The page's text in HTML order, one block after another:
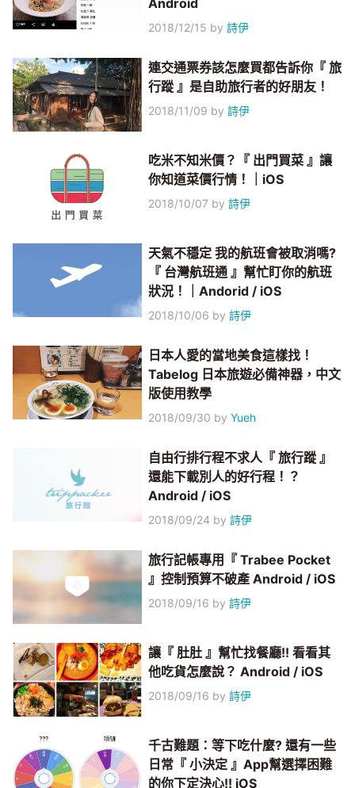
Android
2018/12/15 by詩伊
連交通票券該怎麼買都告訴你『 旅
行蹤 』是自助旅行者的好朋友！
2018/11/09 by詩伊
吃米不知米價？『 出門買菜 』讓
你知道菜價行情！｜iOS
2018/10/07 by詩伊
天氣不穩定 我的航班會被取消嗎?
『 台灣航班通 』幫忙盯你的航班
狀況！｜Andorid / iOS
2018/10/06 by詩伊
日本人愛的當地美食這樣找！
Tabelog 日本旅遊必備神器，中文
版使用教學
2018/09/30 byYueh
自由行排行程不求人『 旅行蹤 』
還能下載別人的好行程！？
Android / iOS
2018/09/24 by詩伊
旅行記帳專用『 Trabee Pocket
』控制預算不破產 Android / iOS
2018/09/16 by詩伊
讓『 肚肚 』幫忙找餐廳!! 看看其
他吃貨怎麼說？ Android / iOS
2018/09/16 by詩伊
千古難題：等下吃什麼? 還有一些
日常『 小決定 』App幫選擇困難
的你下定決心!! iOS